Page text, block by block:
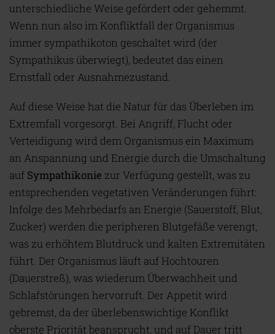
unterschiedliche Weise gefördert oder gehemmt.
Wenn nun also im Konfliktfall der Organismus
immer sympathikoton geschaltet wird (der
Sympathikus überwiegt), bedeutet das einen
Ernstfall oder Ausnahmezustand.
Auf diese Weise hat die Natur für das Überleben im
Extremfall vorgesorgt. Bei Angriff, Flucht oder
Verteidigung wird dem Organismus ein Maximum
an Anspannung und Energie durch die Umschaltung
auf Sympathikonie zur Verfügung gestellt, was zu
entsprechenden vegetativen Veränderungen führt:
Infolge des Mehrbedarfs an Energie (Sauerstoff, Blut,
Zucker) werden die peripheren Blutgefäße verengt,
was zu erhöhtem Blutdruck und kalten Extremitäten
führt. Der Organismus läuft auf Hochtouren
(Dauerstreß), was wiederum Überwachheit und
Schlafstörungen hervorruft. Der Appetit wird
gebremst, da der überlebenswichtige Konflikt
oberste Priorität beansprucht, und auf Dauer tritt